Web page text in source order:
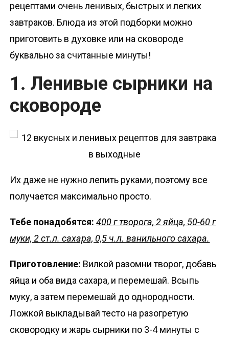
рецептами очень ленивых, быстрых и легких
завтраков. Блюда из этой подборки можно
приготовить в духовке или на сковороде
буквально за считанные минуты!
1. Ленивые сырники на
сковороде
Их даже не нужно лепить руками, поэтому все
получается максимально просто.
Тебе понадобятся: 400 г творога, 2 яйца, 50-60 г
муки, 2 ст.л. сахара, 0,5 ч.л. ванильного сахара.
Приготовление: Вилкой разомни творог, добавь
яйца и оба вида сахара, и перемешай. Всыпь
муку, а затем перемешай до однородности.
Ложкой выкладывай тесто на разогретую
сковородку и жарь сырники по 3-4 минуты с